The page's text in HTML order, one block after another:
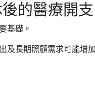
的醫療開支
基礎。
及長期照顧需求可能增